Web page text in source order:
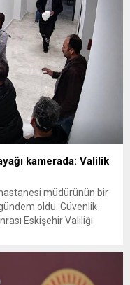
kamerada: Valilik
müdürünün bir
oldu. Güvenlik
Eskişehir Valiliği
gücü, şiddet